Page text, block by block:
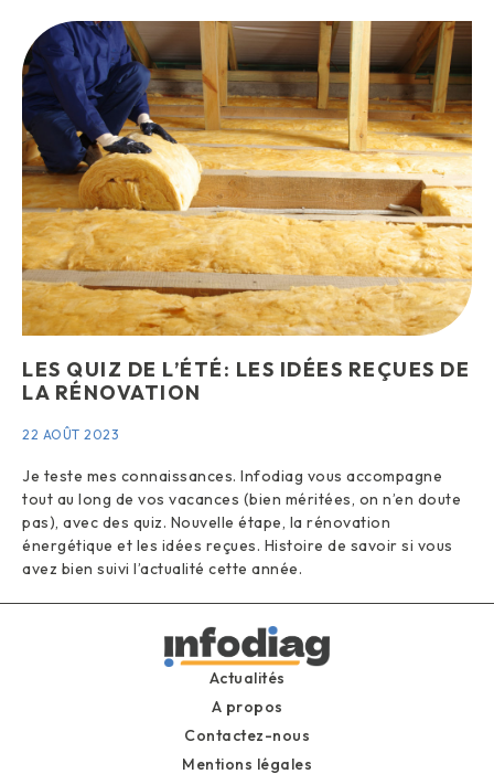
LES QUIZ DE L’ÉTÉ: LES IDÉES REÇUES DE
LA RÉNOVATION
22 AOÛT 2023
Je teste mes connaissances. Infodiag vous accompagne
tout au long de vos vacances (bien méritées, on n’en doute
pas), avec des quiz. Nouvelle étape, la rénovation
énergétique et les idées reçues. Histoire de savoir si vous
avez bien suivi l’actualité cette année.
Actualités
A propos
Contactez-nous
Mentions légales